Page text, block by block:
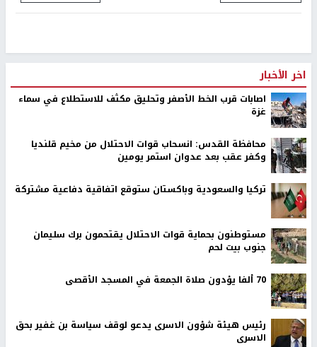
اخر الأخبار
اصابات قرب الخط الأصفر وتحليق مكثف للاستطلاع في سماء
غزة
محافظة القدس: انسحاب قوات الاحتلال من مخيم قلنديا
وكفر عقب بعد عدوان استمر يومين
تركيا والسعودية وباكستان ستوقع اتفاقية دفاعية مشتركة
مستوطنون بحماية قوات الاحتلال يقتحمون برك سليمان
جنوب بيت لحم
70 ألفا يؤدون صلاة الجمعة في المسجد الأقصى
رئيس هيئة شؤون الاسرى يدعو لوقف سياسة بن غفير بحق
الاسرى